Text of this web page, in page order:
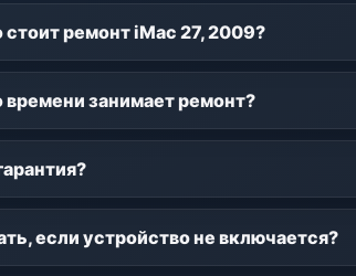
ремонт iMac 27, 2009?
занимает ремонт?
если устройство не включается?